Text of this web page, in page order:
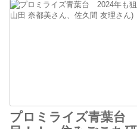
プロミライズ青葉台